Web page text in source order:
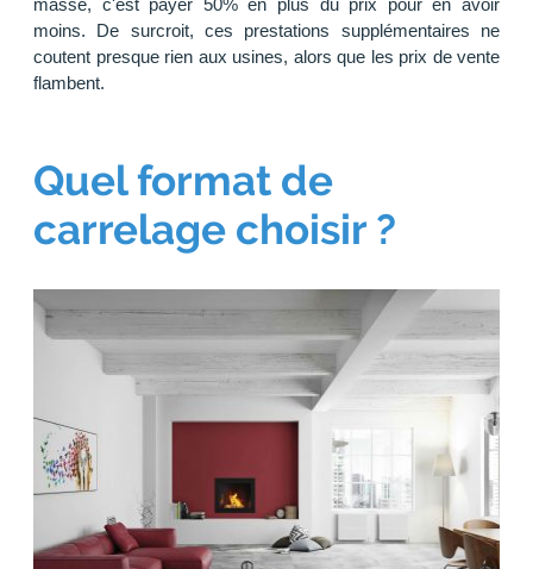
masse, c'est payer 50% en plus du prix pour en avoir
moins. De surcroit, ces prestations supplémentaires ne
coutent presque rien aux usines, alors que les prix de vente
flambent.
Quel format de
carrelage choisir ?